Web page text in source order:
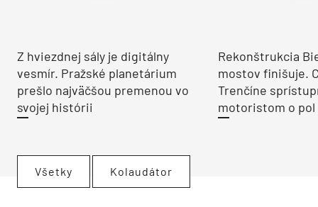
Z hviezdnej sály je digitálny
vesmír. Pražské planetárium
prešlo najväčšou premenou vo
svojej histórii
Rekonštrukcia
mostov finišuje.
Trenčíne
motoristom o pol
Všetky Kolaudátor